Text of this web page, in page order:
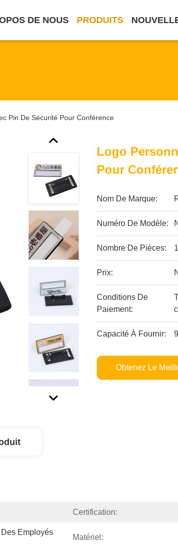
DE NOUS PRODUITS
Pin De Sécurité Pour Conférence
Logo
Pour
Nom De Marque:
Numéro De Modèle:
Nombre De Pièces:
Prix:
Conditions De
Paiement:
Capacité À Fournir:
Obtenez Le
Certification:
Employés
Matériel: